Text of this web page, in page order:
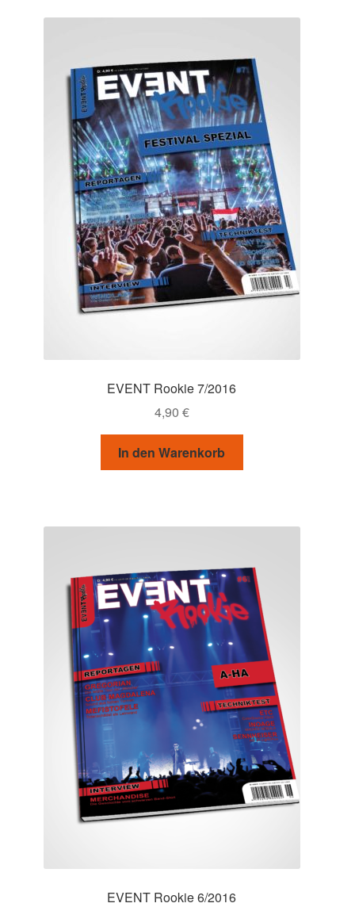
EVENT Rookie 7/2016
4,90 €
In den Warenkorb
EVENT Rookie 6/2016